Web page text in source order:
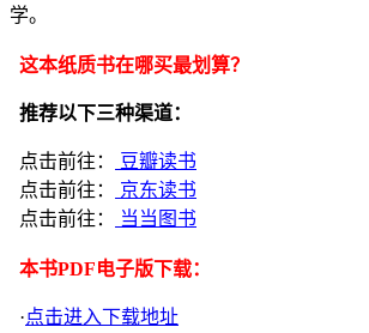
学。
这本纸质书在哪买最划算？
推荐以下三种渠道：
点击前往：
豆瓣读书
点击前往：
京东读书
点击前往：
当当图书
本书PDF电子版下载：
·点击进入下载地址